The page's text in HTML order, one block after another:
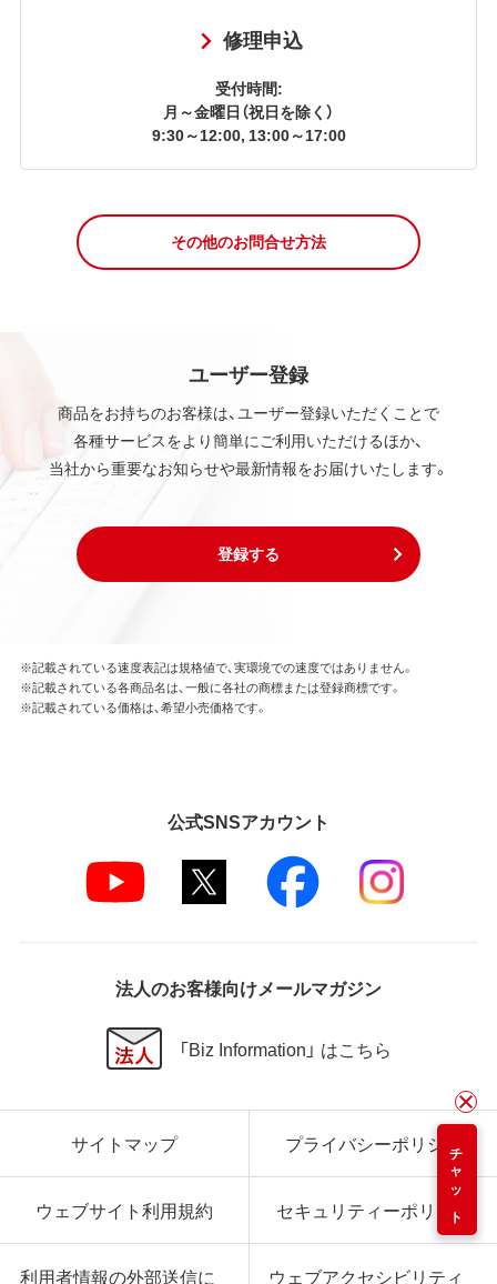
修理申込
受付時間:
月～金曜日（祝日を除く）
9:30～12:00, 13:00～17:00
その他のお問合せ方法
ユーザー登録
商品をお持ちのお客様は、ユーザー登録いただくことで
各種サービスをより簡単にご利用いただけるほか、
当社から重要なお知らせや最新情報をお届けいたします。
登録する
チャット
※記載されている速度表記は規格値で、実環境での速度ではありません。
※記載されている各商品名は、一般に各社の商標または登録商標です。
※記載されている価格は、希望小売価格です。
公式SNSアカウント
法人のお客様向けメールマガジン
「Biz Information」 はこちら
サイトマップ プライバシーポリシー
ウェブサイト利用規約 セキュリティーポリシー
利用者情報の外部送信に ウェブアクセシビリティ